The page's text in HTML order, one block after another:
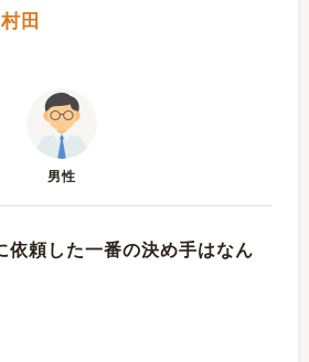
村田
男性
依頼した一番の決め手はなん